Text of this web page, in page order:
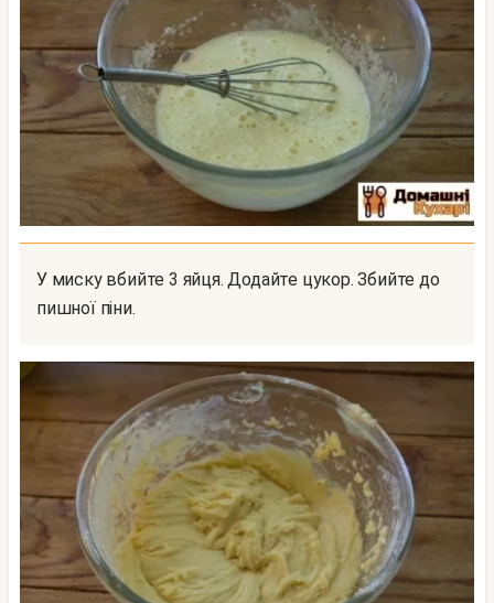
У миску вбийте 3 яйця. Додайте цукор. Збийте до
пишної піни.